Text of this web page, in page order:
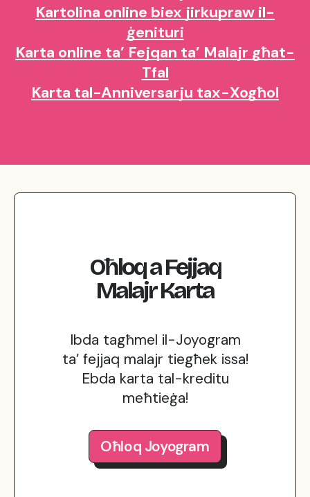
Kartolina online biex jirkupraw il-
ġenituri
Karta online ta’ Fejqan ta’ Malajr għat-
Tfal
Karta tal-Anniversarju tax-Xogħol
OħloqaFejjaq
MalajrKarta
Ibda tagħmel il-Joyogram
ta’ fejjaq malajr tiegħek issa!
Ebda karta tal-kreditu
meħtieġa!
Oħloq Joyogram